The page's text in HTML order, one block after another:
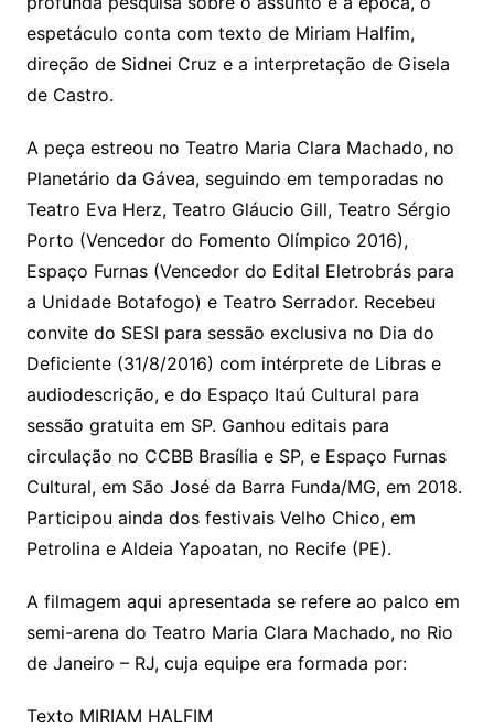
espetáculo conta com texto de Miriam Halfim,
direção de Sidnei Cruz e a interpretação de Gisela
de Castro.
A peça estreou no Teatro Maria Clara Machado, no
Planetário da Gávea, seguindo em temporadas no
Teatro Eva Herz, Teatro Gláucio Gill, Teatro Sérgio
Porto (Vencedor do Fomento Olímpico 2016),
Espaço Furnas (Vencedor do Edital Eletrobrás para
a Unidade Botafogo) e Teatro Serrador. Recebeu
convite do SESI para sessão exclusiva no Dia do
Deficiente (31/8/2016) com intérprete de Libras e
audiodescrição, e do Espaço Itaú Cultural para
sessão gratuita em SP. Ganhou editais para
circulação no CCBB Brasília e SP, e Espaço Furnas
Cultural, em São José da Barra Funda/MG, em 2018.
Participou ainda dos festivais Velho Chico, em
Petrolina e Aldeia Yapoatan, no Recife (PE).
A filmagem aqui apresentada se refere ao palco em
semi-arena do Teatro Maria Clara Machado, no Rio
de Janeiro – RJ, cuja equipe era formada por:
Texto MIRIAM HALFIM